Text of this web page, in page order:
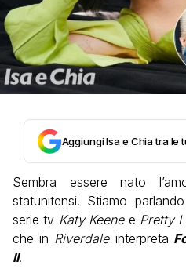
Aggiungi Isa e Chia tra le
Sembra essere nato
statunitensi. Stiamo
serie tv Katy Keenee Pretty
che in Riverdaleinterpreta
II.